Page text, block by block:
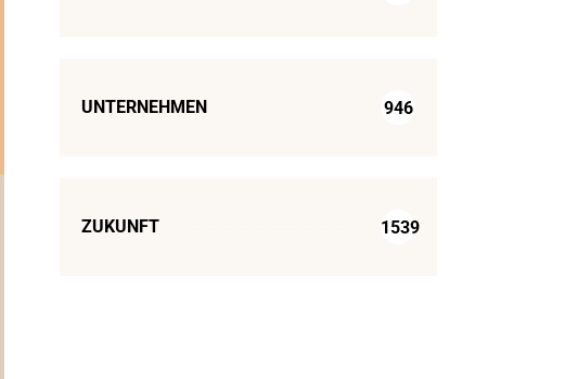
UNTERNEHMEN 946
ZUKUNFT 1539